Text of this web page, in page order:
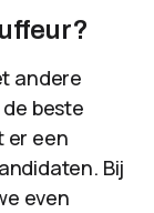
andere
beste
er een
Bij
even